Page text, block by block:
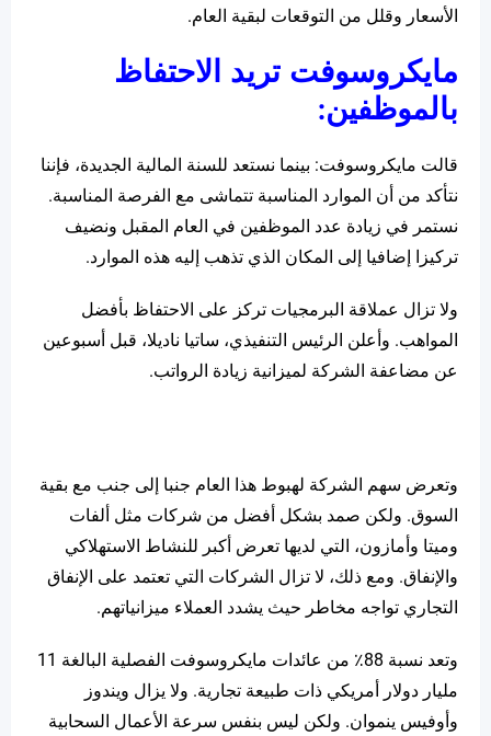
الأسعار وقلل من التوقعات لبقية العام.
مايكروسوفت تريد الاحتفاظ
بالموظفين:
قالت مايكروسوفت: بينما نستعد للسنة المالية الجديدة، فإننا
نتأكد من أن الموارد المناسبة تتماشى مع الفرصة المناسبة.
نستمر في زيادة عدد الموظفين في العام المقبل ونضيف
تركيزا إضافيا إلى المكان الذي تذهب إليه هذه الموارد.
ولا تزال عملاقة البرمجيات تركز على الاحتفاظ بأفضل
المواهب. وأعلن الرئيس التنفيذي، ساتيا ناديلا، قبل أسبوعين
عن مضاعفة الشركة لميزانية زيادة الرواتب.
وتعرض سهم الشركة لهبوط هذا العام جنبا إلى جنب مع بقية
السوق. ولكن صمد بشكل أفضل من شركات مثل ألفات
وميتا وأمازون، التي لديها تعرض أكبر للنشاط الاستهلاكي
والإنفاق. ومع ذلك، لا تزال الشركات التي تعتمد على الإنفاق
التجاري تواجه مخاطر حيث يشدد العملاء ميزانياتهم.
وتعد نسبة 88٪ من عائدات مايكروسوفت الفصلية البالغة 11
مليار دولار أمريكي ذات طبيعة تجارية. ولا يزال ويندوز
وأوفيس ينموان. ولكن ليس بنفس سرعة الأعمال السحابية